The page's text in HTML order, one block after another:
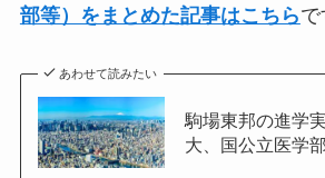
部等）をまとめた記事はこちらで
あわせて読みたい
駒場東邦の進学
大、国公立医学